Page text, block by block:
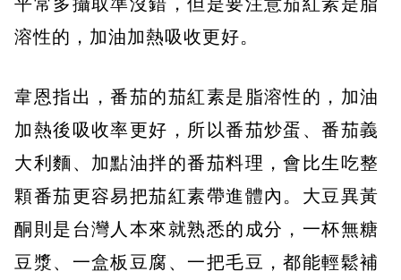
溶性的，加油加熱吸收更好。
韋恩指出，番茄的茄紅素是脂溶性的，加油
加熱後吸收率更好，所以番茄炒蛋、番茄義
大利麵、加點油拌的番茄料理，會比生吃整
顆番茄更容易把茄紅素帶進體內。大豆異黃
酮則是台灣人本來就熟悉的成分，一杯無糖
豆漿、一盒板豆腐、一把毛豆，都能輕鬆補